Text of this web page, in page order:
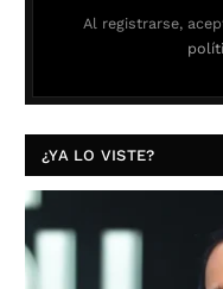
Al registrarse,
¿YA LO VISTE?